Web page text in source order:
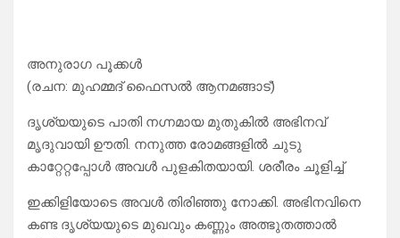
അനുരാഗ പൂക്കൾ
(രചന: മുഹമ്മദ്‌ ഫൈസൽ ആനമങ്ങാട്)
ദൃശ്യയുടെ പാതി നഗ്നമായ മുതുകിൽ അഭിനവ്
മൃദുവായി ഊതി. നനുത്ത രോമങ്ങളിൽ ചുടു
കാറ്റേറ്റപ്പോൾ അവൾ പുളകിതയായി. ശരീരം ചൂളിച്ച്‌
ഇക്കിളിയോടെ അവൾ തിരിഞ്ഞു നോക്കി. അഭിനവിനെ
കണ്ട ദൃശ്യയുടെ മുഖവും കണ്ണും അത്ഭുതത്താൽ